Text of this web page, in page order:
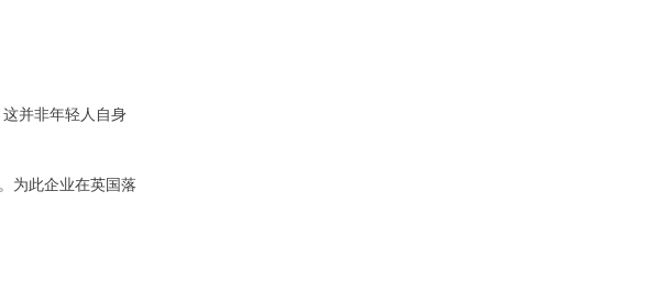
并非年轻人自身
为此企业在英国落